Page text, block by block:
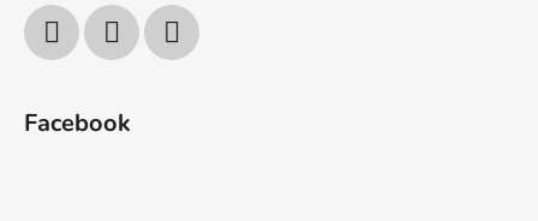
Facebook